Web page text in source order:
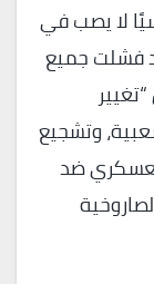
لا يصب في
فشلت جميع
وتشجيع
ضد